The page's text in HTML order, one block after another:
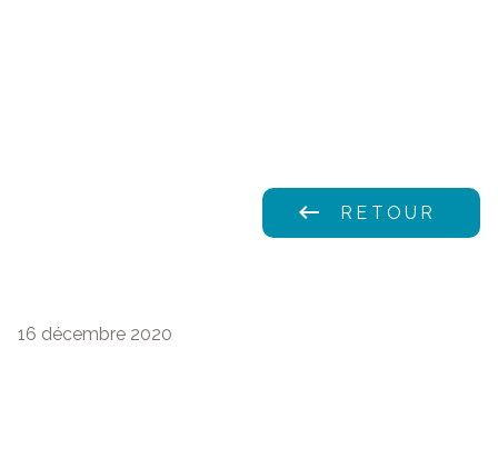
keyboard_backspace RETOUR
16 décembre 2020